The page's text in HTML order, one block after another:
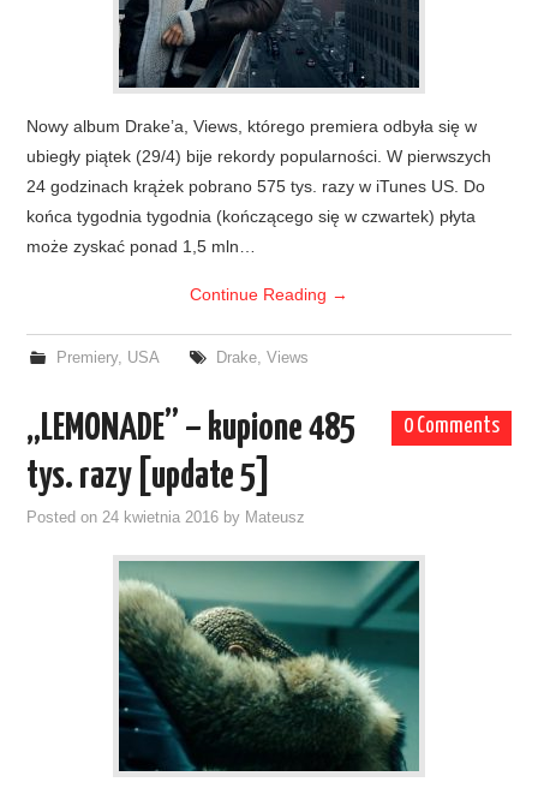
Nowy album Drake’a, Views, którego premiera odbyła się w
ubiegły piątek (29/4) bije rekordy popularności. W pierwszych
24 godzinach krążek pobrano 575 tys. razy w iTunes US. Do
końca tygodnia tygodnia (kończącego się w czwartek) płyta
może zyskać ponad 1,5 mln…
Continue Reading →
Premiery, USA Drake, Views
0 Comments
„LEMONADE” – kupione 485
tys. razy [update 5]
Posted on24 kwietnia 2016 by Mateusz